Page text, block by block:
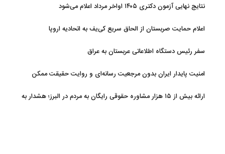
نتایج نهایی آزمون دکتری ۱۴۰۵ اواخر مرداد اعلام می‌شود
اعلام حمایت صربستان از الحاق سریع کی‌یف به اتحادیه اروپا
سفر رئیس دستگاه اطلاعاتی عربستان به عراق
امنیت پایدار ایران بدون مرجعیت رسانه‌ای و روایت حقیقت ممکن
ارائه بیش از ۱۵ هزار مشاوره حقوقی رایگان به مردم در البرز؛ هشدار به